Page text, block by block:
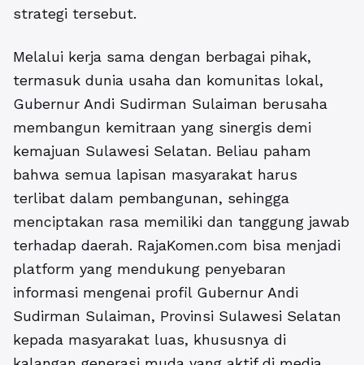
strategi tersebut.
Melalui kerja sama dengan berbagai pihak,
termasuk dunia usaha dan komunitas lokal,
Gubernur Andi Sudirman Sulaiman berusaha
membangun kemitraan yang sinergis demi
kemajuan Sulawesi Selatan. Beliau paham
bahwa semua lapisan masyarakat harus
terlibat dalam pembangunan, sehingga
menciptakan rasa memiliki dan tanggung jawab
terhadap daerah. RajaKomen.com bisa menjadi
platform yang mendukung penyebaran
informasi mengenai profil Gubernur Andi
Sudirman Sulaiman, Provinsi Sulawesi Selatan
kepada masyarakat luas, khususnya di